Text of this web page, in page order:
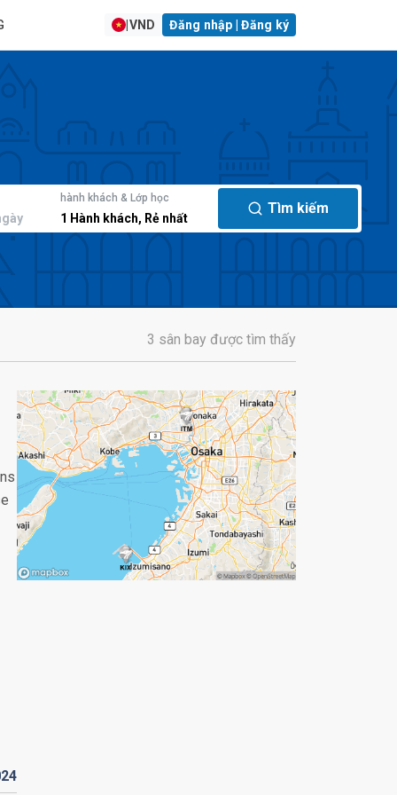
VND Đăng nhập | Đăng ký
hành khách & Lớp học
1 Hành khách, Rẻ nhất
Tìm kiếm
3 sân bay được tìm thấy